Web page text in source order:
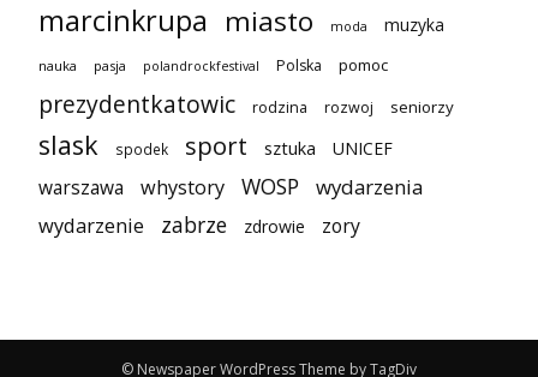
marcinkrupa miasto moda muzyka
nauka pasja polandrockfestival Polska pomoc
prezydentkatowic rodzina rozwoj seniorzy
slask spodek sport sztuka UNICEF
warszawa whystory WOSP
wydarzenia
wydarzenie
zabrze zdrowie zory
© Newspaper WordPress Theme by TagDiv